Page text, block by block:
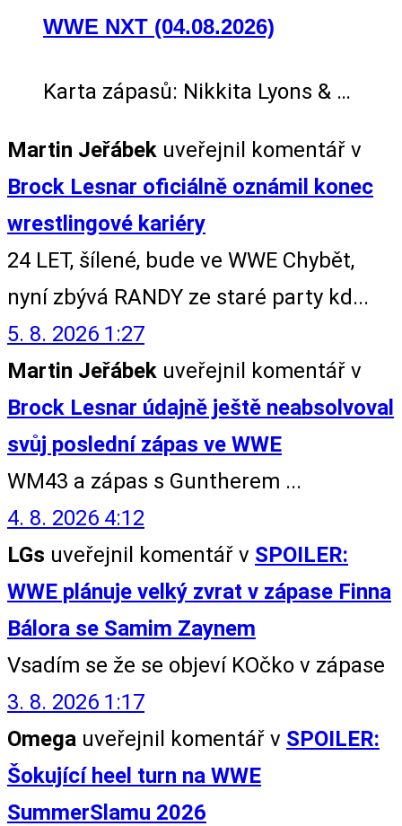
WWE NXT (04.08.2026)
Karta zápasů: Nikkita Lyons & …
Martin Jeřábek uveřejnil komentář v
Brock Lesnar oficiálně oznámil konec
wrestlingové kariéry
24 LET, šílené, bude ve WWE Chybět,
nyní zbývá RANDY ze staré party kd...
5. 8. 2026 1:27
Martin Jeřábek uveřejnil komentář v
Brock Lesnar údajně ještě neabsolvoval
svůj poslední zápas ve WWE
WM43 a zápas s Guntherem ...
4. 8. 2026 4:12
LGs uveřejnil komentář v SPOILER:
WWE plánuje velký zvrat v zápase Finna
Bálora se Samim Zaynem
Vsadím se že se objeví KOčko v zápase
3. 8. 2026 1:17
Omega uveřejnil komentář v SPOILER:
Šokující heel turn na WWE
SummerSlamu 2026